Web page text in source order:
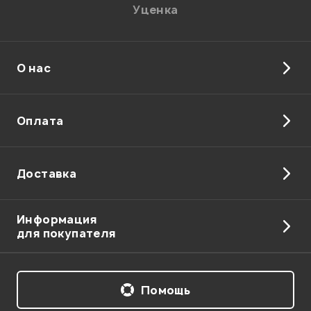
Отправить
Уценка
О нас
Оплата
Доставка
Информация
для покупателя
Помощь